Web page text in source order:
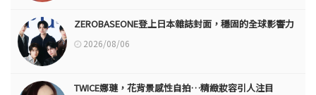
ZEROBASEONE登上日本雜誌封面，穩固的全球影響力
2026/08/06
TWICE娜璉，花背景感性自拍…精緻妝容引人注目